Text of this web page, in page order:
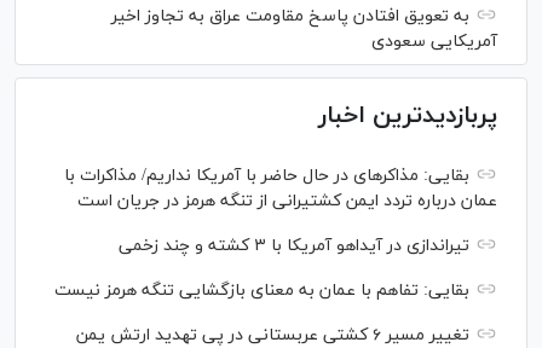
به تعویق افتادن پاسخ مقاومت عراق به تجاوز اخیر
آمریکایی سعودی
پربازدیدترین اخبار
بقایی: مذاکره‎ای در حال حاضر با آمریکا نداریم/ مذاکرات با
عمان درباره تردد ایمن کشتیرانی از تنگه هرمز در جریان است
تیراندازی در آیداهو آمریکا با ۳ کشته و چند زخمی
بقایی: تفاهم با عمان به معنای بازگشایی تنگه هرمز نیست
تغییر مسیر ۶ کشتی عربستانی در پی تهدید ارتش یمن